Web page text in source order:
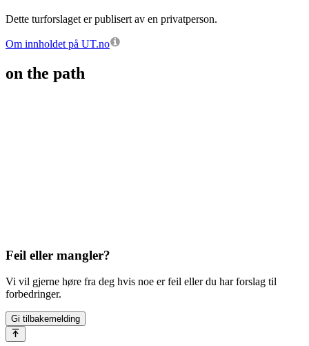
Dette turforslaget er publisert av en privatperson.
Om innholdet på UT.no
on the path
Feil eller mangler?
Vi vil gjerne høre fra deg hvis noe er feil eller du har forslag til
forbedringer.
Gi tilbakemelding